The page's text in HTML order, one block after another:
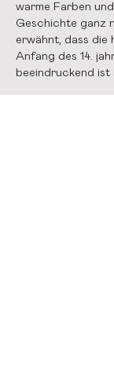
warme Farben
Geschichte ganz
erwähnt, dass die
Anfang des 14.
beeindruckend ist